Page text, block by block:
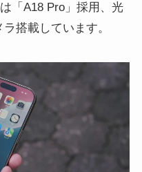
「A18 Pro」採用、光
搭載しています。